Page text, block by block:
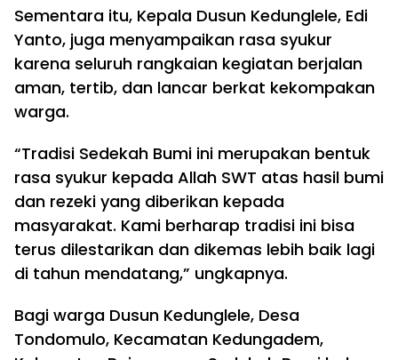
Sementara itu, Kepala Dusun Kedunglele, Edi
Yanto, juga menyampaikan rasa syukur
karena seluruh rangkaian kegiatan berjalan
aman, tertib, dan lancar berkat kekompakan
warga.
“Tradisi Sedekah Bumi ini merupakan bentuk
rasa syukur kepada Allah SWT atas hasil bumi
dan rezeki yang diberikan kepada
masyarakat. Kami berharap tradisi ini bisa
terus dilestarikan dan dikemas lebih baik lagi
di tahun mendatang,” ungkapnya.
Bagi warga Dusun Kedunglele, Desa
Tondomulo, Kecamatan Kedungadem,